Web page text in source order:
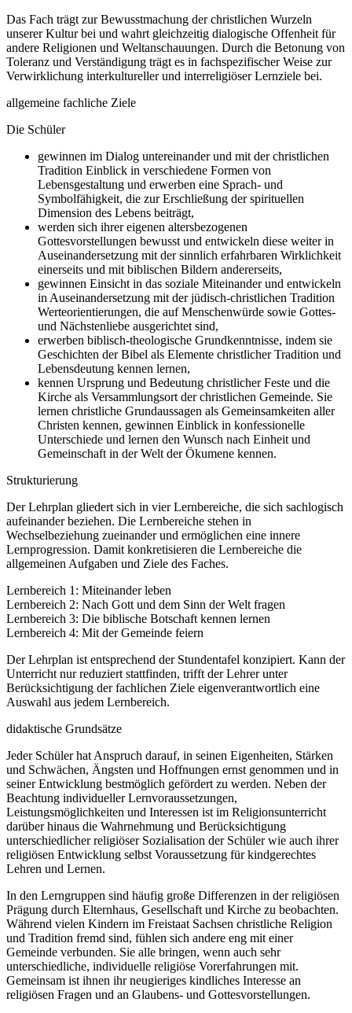
Das Fach trägt zur Bewusstmachung der christlichen Wurzeln
unserer Kultur bei und wahrt gleichzeitig dialogische Offenheit für
andere Religionen und Weltanschauungen. Durch die Betonung von
Toleranz und Verständigung trägt es in fachspezifischer Weise zur
Verwirklichung interkultureller und interreligiöser Lernziele bei.
allgemeine fachliche Ziele
Die Schüler
gewinnen im Dialog untereinander und mit der christlichen
Tradition Einblick in verschiedene Formen von
Lebensgestaltung und erwerben eine Sprach- und
Symbolfähigkeit, die zur Erschließung der spirituellen
Dimension des Lebens beiträgt,
werden sich ihrer eigenen altersbezogenen
Gottesvorstellungen bewusst und entwickeln diese weiter in
Auseinandersetzung mit der sinnlich erfahrbaren Wirklichkeit
einerseits und mit biblischen Bildern andererseits,
gewinnen Einsicht in das soziale Miteinander und entwickeln
in Auseinandersetzung mit der jüdisch-christlichen Tradition
Werteorientierungen, die auf Menschenwürde sowie Gottes-
und Nächstenliebe ausgerichtet sind,
erwerben biblisch-theologische Grundkenntnisse, indem sie
Geschichten der Bibel als Elemente christlicher Tradition und
Lebensdeutung kennen lernen,
kennen Ursprung und Bedeutung christlicher Feste und die
Kirche als Versammlungsort der christlichen Gemeinde. Sie
lernen christliche Grundaussagen als Gemeinsamkeiten aller
Christen kennen, gewinnen Einblick in konfessionelle
Unterschiede und lernen den Wunsch nach Einheit und
Gemeinschaft in der Welt der Ökumene kennen.
Strukturierung
Der Lehrplan gliedert sich in vier Lernbereiche, die sich sachlogisch
aufeinander beziehen. Die Lernbereiche stehen in
Wechselbeziehung zueinander und ermöglichen eine innere
Lernprogression. Damit konkretisieren die Lernbereiche die
allgemeinen Aufgaben und Ziele des Faches.
Lernbereich 1: Miteinander leben
Lernbereich 2: Nach Gott und dem Sinn der Welt fragen
Lernbereich 3: Die biblische Botschaft kennen lernen
Lernbereich 4: Mit der Gemeinde feiern
Der Lehrplan ist entsprechend der Stundentafel konzipiert. Kann der
Unterricht nur reduziert stattfinden, trifft der Lehrer unter
Berücksichtigung der fachlichen Ziele eigenverantwortlich eine
Auswahl aus jedem Lernbereich.
didaktische Grundsätze
Jeder Schüler hat Anspruch darauf, in seinen Eigenheiten, Stärken
und Schwächen, Ängsten und Hoffnungen ernst genommen und in
seiner Entwicklung bestmöglich gefördert zu werden. Neben der
Beachtung individueller Lernvoraussetzungen,
Leistungsmöglichkeiten und Interessen ist im Religionsunterricht
darüber hinaus die Wahrnehmung und Berücksichtigung
unterschiedlicher religiöser Sozialisation der Schüler wie auch ihrer
religiösen Entwicklung selbst Voraussetzung für kindgerechtes
Lehren und Lernen.
In den Lerngruppen sind häufig große Differenzen in der religiösen
Prägung durch Elternhaus, Gesellschaft und Kirche zu beobachten.
Während vielen Kindern im Freistaat Sachsen christliche Religion
und Tradition fremd sind, fühlen sich andere eng mit einer
Gemeinde verbunden. Sie alle bringen, wenn auch sehr
unterschiedliche, individuelle religiöse Vorerfahrungen mit.
Gemeinsam ist ihnen ihr neugieriges kindliches Interesse an
religiösen Fragen und an Glaubens- und Gottesvorstellungen.